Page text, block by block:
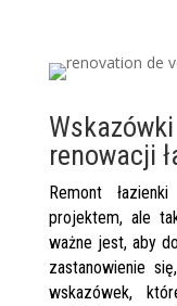
renowacji
Remont
projektem, ale
ważne jest, aby
zastanowienie
wskazówek,